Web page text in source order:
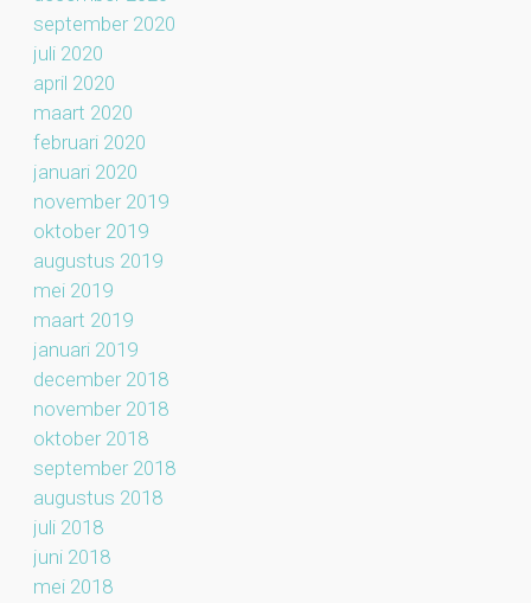
september 2020
juli 2020
april 2020
maart 2020
februari 2020
januari 2020
november 2019
oktober 2019
augustus 2019
mei 2019
maart 2019
januari 2019
december 2018
november 2018
oktober 2018
september 2018
augustus 2018
juli 2018
juni 2018
mei 2018